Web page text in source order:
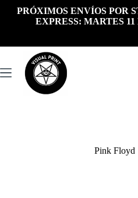
PRÓXIMOS ENVÍOS POR
EXPRESS: MARTES 11
Pink Floyd